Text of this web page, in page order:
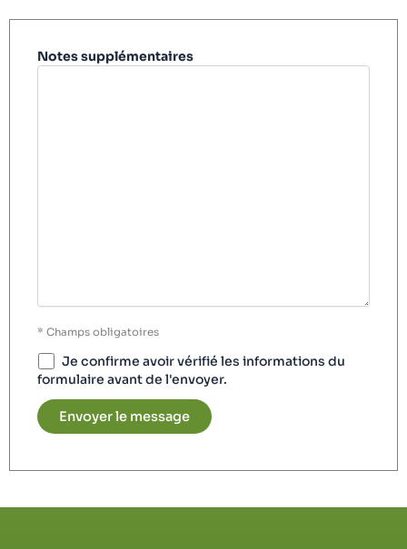
Notes supplémentaires
* Champs obligatoires
Je confirme avoir vérifié les informations du
formulaire avant de l'envoyer.